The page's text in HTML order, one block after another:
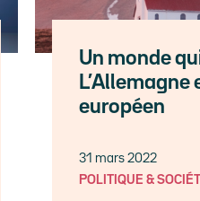
Un monde
L’Allemagne
européen
31 mars 2022
POLITIQUE &